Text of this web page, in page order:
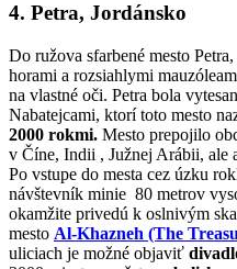
4. Petra, Jordánsko
Do ružova sfarbené mesto
horami a rozsiahlymi
na vlastné oči. Petra bola
Nabatejcami, ktorí toto mesto
2000 rokmi. Mesto prepojilo
v Číne, Indii , Južnej Arábii, ale
Po vstupe do mesta cez úzku
návštevník minie 80 metrov
okamžite privedú k oslnivým
mesto Al-Khazneh (The
uliciach je možné objaviť